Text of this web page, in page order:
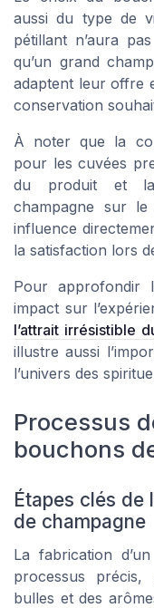
aussi du type de
pétillant n’aura
qu’un grand
adaptent leur offre
conservation
À noter que la
pour les cuvées
du produit et la
champagne sur
influence
la satisfaction lors
Pour approfondir
impact sur
l’attrait irrésistible
illustre aussi
l’univers des
Processus
bouchons
Étapes clés de
de champagne
La fabrication
processus
bulles et des